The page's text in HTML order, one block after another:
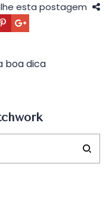
esta postagem
boa dica